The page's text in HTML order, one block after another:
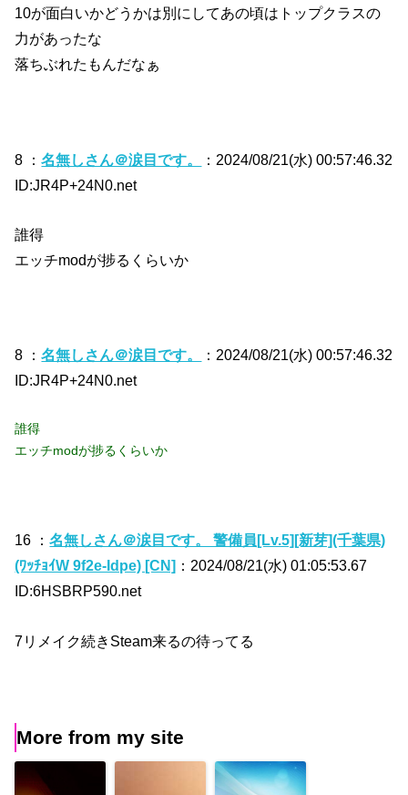
10が面白いかどうかは別にしてあの頃はトップクラスの
力があったな
落ちぶれたもんだなぁ
8 ：名無しさん＠涙目です。
：2024/08/21(水) 00:57:46.32
ID:JR4P+24N0.net
誰得
エッチmodが捗るくらいか
8 ：名無しさん＠涙目です。
：2024/08/21(水) 00:57:46.32
ID:JR4P+24N0.net
誰得
エッチmodが捗るくらいか
16 ：名無しさん＠涙目です。 警備員[Lv.5][新芽](千葉県)
(ﾜｯﾁｮｲW 9f2e-Idpe) [CN] ：2024/08/21(水) 01:05:53.67
ID:6HSBRP590.net
7リメイク続きSteam来るの待ってる
More from my site